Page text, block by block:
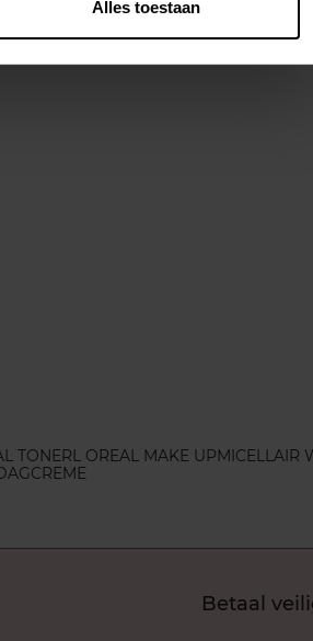
Alles toestaan
TONERL OREAL MAKE UPMICELLAIR
Betaal